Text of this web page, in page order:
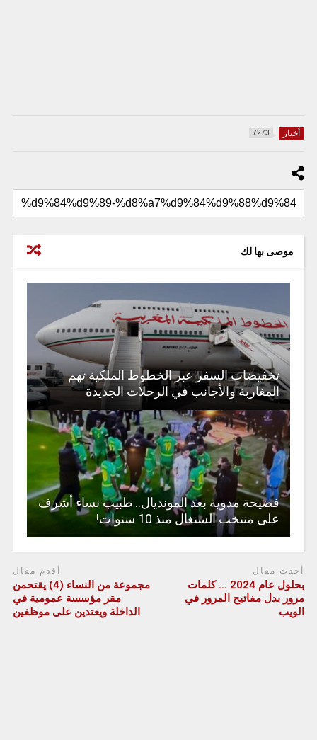
أخبار 7273
موصى بها لك
تخفيضات السفر عبر الخطوط الملكية تهم
المغاربة والأجانب في الرحلات الجديدة
فضيحة مدوية بعد المونديال.. طبيب نساء أشرف
على منتخب السنغال منذ 10 سنوات!
أحدث مقال
بحلول عام 2024 … كلمات
مرور بدل مفاتيح المرور في
الويب
أقدم مقال
مجموعة من النساء (4) يقتحمن
مقر مؤسسة عمومية في
الداخلة ويعتدين على موظفين